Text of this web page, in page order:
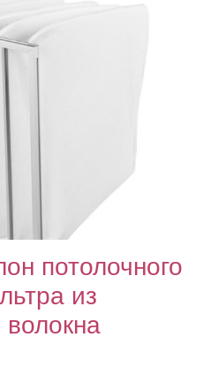
потолочного
из
волокна